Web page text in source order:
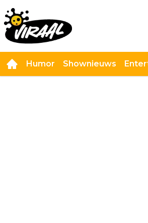
Humor Shownieuws